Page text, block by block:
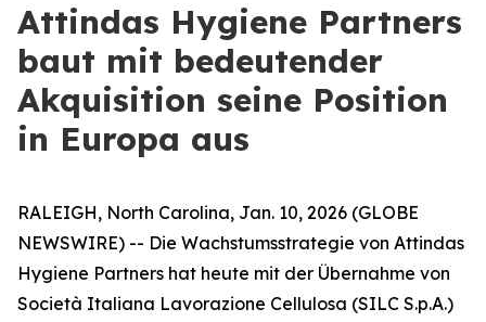
Attindas Hygiene Partners
baut mit bedeutender
Akquisition seine Position
in Europa aus
RALEIGH, North Carolina, Jan. 10, 2026 (GLOBE
NEWSWIRE) -- Die Wachstumsstrategie von Attindas
Hygiene Partners hat heute mit der Übernahme von
Società Italiana Lavorazione Cellulosa (SILC S.p.A.)